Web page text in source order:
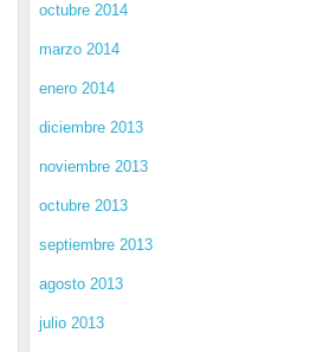
octubre 2014
marzo 2014
enero 2014
diciembre 2013
noviembre 2013
octubre 2013
septiembre 2013
agosto 2013
julio 2013